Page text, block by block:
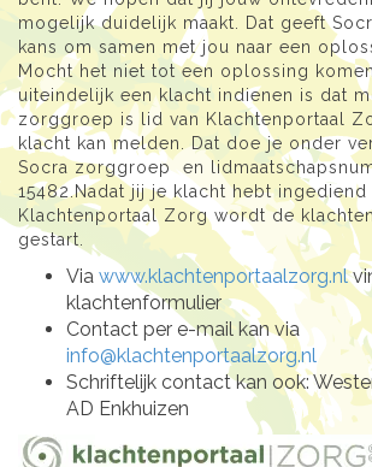
mogelijk duidelijk maakt. Dat geeft
kans om samen met jou naar een
Mocht het niet tot een oplossing
uiteindelijk een klacht indienen is dat
zorggroep is lid van Klachtenportaal
klacht kan melden. Dat doe je onder
Socra zorggroep en
15482.Nadat jij je klacht hebt ingediend
Klachtenportaal Zorg wordt de
gestart.
Via www.klachtenportaalzorg.nl
klachtenformulier
Contact per e-mail kan via
info@klachtenportaalzorg.nl
Schriftelijk contact kan ook:
AD Enkhuizen